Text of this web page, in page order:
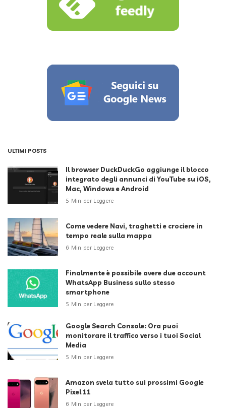
ULTIMI POSTS
Il browser DuckDuckGo aggiunge il blocco
integrato degli annunci di YouTube su iOS,
Mac, Windows e Android
5 Min per Leggere
Come vedere Navi, traghetti e crociere in
tempo reale sulla mappa
6 Min per Leggere
Finalmente è possibile avere due account
WhatsApp Business sullo stesso
smartphone
5 Min per Leggere
Google Search Console: Ora puoi
monitorare il traffico verso i tuoi Social
Media
5 Min per Leggere
Amazon svela tutto sui prossimi Google
Pixel 11
6 Min per Leggere